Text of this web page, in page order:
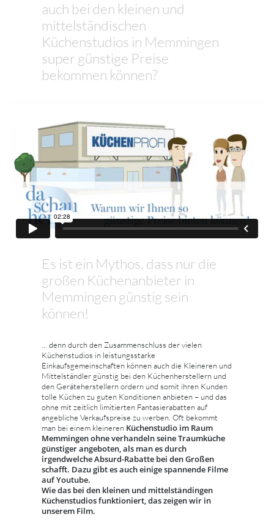
auch bei den kleinen und
mittelständischen
Küchenstudios in Memmingen
super günstige Preise
bekommen können?
Es ist ein Mythos, dass nur die
großen Küchenanbieter in
Memmingen günstig sein
können!
... denn durch den Zusammenschluss der vielen
Küchenstudios in leistungsstarke
Einkaufsgemeinschaften können auch die Kleineren und
Mittelständler günstig bei den Küchenherstellern und
den Geräteherstellern ordern und somit ihren Kunden
tolle Küchen zu guten Konditionen anbieten – und das
ohne mit zeitlich limitierten Fantasierabatten auf
angebliche Verkaufspreise zu werben. Oft bekommt
man bei einem kleineren Küchenstudio im Raum
Memmingen ohne verhandeln seine Traumküche
günstiger angeboten, als man es durch
irgendwelche Absurd-Rabatte bei den Großen
schafft. Dazu gibt es auch einige spannende Filme
auf Youtube.
Wie das bei den kleinen und mittelständingen
Küchenstudios funktioniert, das zeigen wir in
unserem Film.